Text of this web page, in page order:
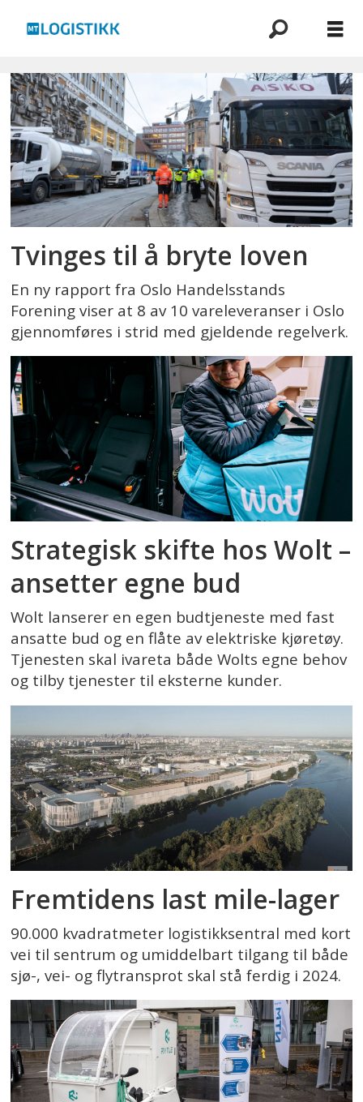
Emne:
bylogistikk
Tvinges til å bryte loven
En ny rapport fra Oslo Handelsstands
Forening viser at 8 av 10 vareleveranser i Oslo
gjennomføres i strid med gjeldende regelverk.
Strategisk skifte hos Wolt –
ansetter egne bud
Wolt lanserer en egen budtjeneste med fast
ansatte bud og en flåte av elektriske kjøretøy.
Tjenesten skal ivareta både Wolts egne behov
og tilby tjenester til eksterne kunder.
Fremtidens last mile-lager
90.000 kvadratmeter logistikksentral med kort
vei til sentrum og umiddelbart tilgang til både
sjø-, vei- og flytransprot skal stå ferdig i 2024.